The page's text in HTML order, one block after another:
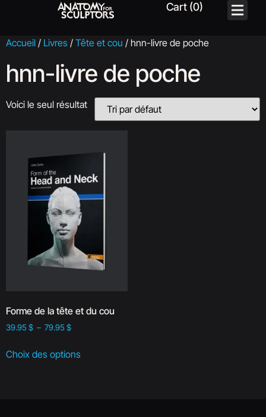
Accueil / Livres / Tête et cou / hnn-livre de poche
hnn-livre de poche
Voici le seul résultat
Forme de la tête et du cou
39.95 $ – 79.95 $
Choix des options